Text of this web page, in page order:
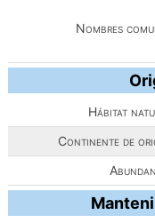
Nombres
Hábitat
Continente de